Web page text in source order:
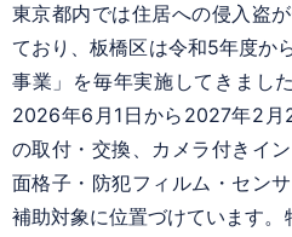
東京都内では住居への侵入盗
ており、板橋区は令和5年度か
事業」を毎年実施してきまし
2026年6月1日から2027年2月
の取付・交換、カメラ付きイ
面格子・防犯フィルム・セン
補助対象に位置づけています